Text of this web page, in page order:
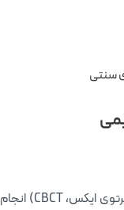
سنتی
در اولین مرحله، توسط دکتر احسان کریمی معاینات دقیق بالینی و رادیولوژیک (عکس پرتوی ایکس، CBCT) انجام